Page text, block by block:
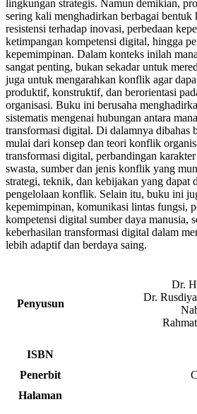
lingkungan strategis. Namun demikian,
sering kali menghadirkan berbagai
resistensi terhadap inovasi, perbedaan
ketimpangan kompetensi digital, hingga
kepemimpinan. Dalam konteks inilah
sangat penting, bukan sekadar untuk
juga untuk mengarahkan konflik agar
produktif, konstruktif, dan berorientasi
organisasi. Buku ini berusaha
sistematis mengenai hubungan antara
transformasi digital. Di dalamnya dibahas
mulai dari konsep dan teori konflik
transformasi digital, perbandingan
swasta, sumber dan jenis konflik yang
strategi, teknik, dan kebijakan yang dapat
pengelolaan konflik. Selain itu, buku ini
kepemimpinan, komunikasi lintas fungsi,
kompetensi digital sumber daya manusia,
keberhasilan transformasi digital dalam
lebih adaptif dan berdaya saing.
Penyusun
Dr.
Dr.
ISBN
Penerbit
Halaman